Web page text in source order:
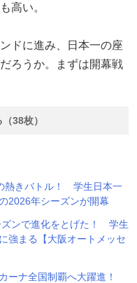
高い。
ドに進み、日本一の座
ろうか。まずは開幕戦
38枚）
熱きバトル！ 学生日本一
2026年シーズンが開幕
ズンで進化をとげた！ 学生
強まる【大阪オートメッセ
ーナ全国制覇へ大躍進！